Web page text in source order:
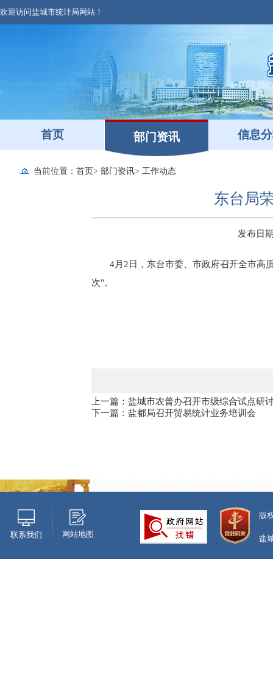
欢迎访问盐城市统计局网站！
首页 部门资讯 信息
当前位置： 首页> 部门资讯> 工作动态
东台局
发布日
4月2日，东台市委、市政府召开全市高
次"。
上一篇：盐城市农普办召开市级综合试点研
下一篇：盐都局召开贸易统计业务培训会
联系我们 网站地图
版
盐